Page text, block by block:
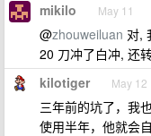
mikilo May 11
@zhouweiluan 对,
20 刀冲了白冲, 还
kilotiger May 12
三年前的坑了，我
使用半年，他就会